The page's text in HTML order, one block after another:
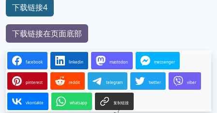
下载链接4
下载链接在页面底部
facebook linkedin mastodon messenger
pinterest reddit telegram twitter viber
vkontakte whatsapp 复制链接